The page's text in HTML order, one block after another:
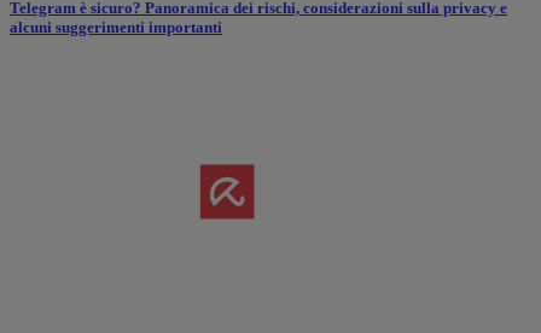
Telegram è sicuro? Panoramica dei rischi, considerazioni sulla privacy e
alcuni suggerimenti importanti